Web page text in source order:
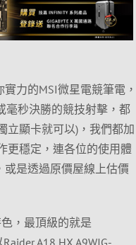
力的MSI微星電競筆電，
毫秒決勝的競技射擊，都
立顯卡就可以)，我們都加
更穩定，連各位的使用體
是透過原價屋線上估價
，最頂級的就是
A18 HX A9WJG-